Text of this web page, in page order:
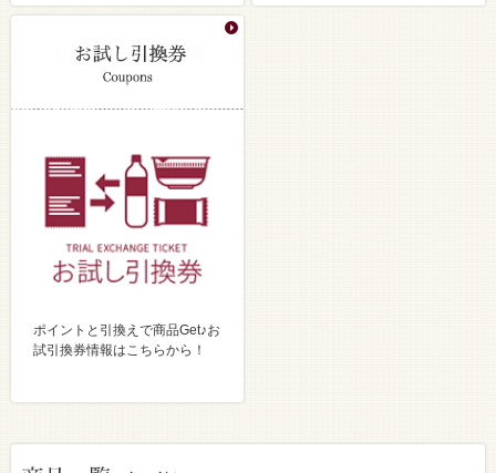
ポイントと引換えで商品Get♪お
試引換券情報はこちらから！